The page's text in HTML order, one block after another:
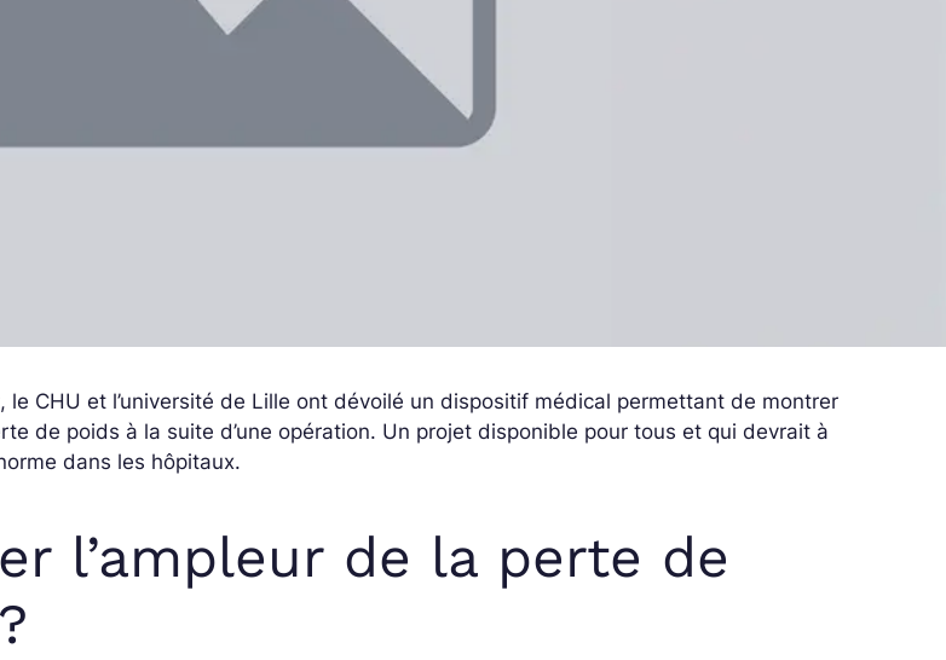
le CHU et l’université de Lille ont dévoilé un dispositif médical permettant de montrer
de poids à la suite d’une opération. Un projet disponible pour tous et qui devrait à
dans les hôpitaux.
l’ampleur de la perte de